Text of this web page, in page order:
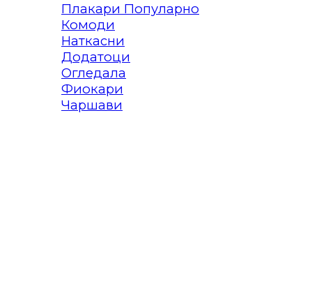
Плакари
Комоди
Наткасни
Додатоци
Огледала
Фиокари
Чаршави